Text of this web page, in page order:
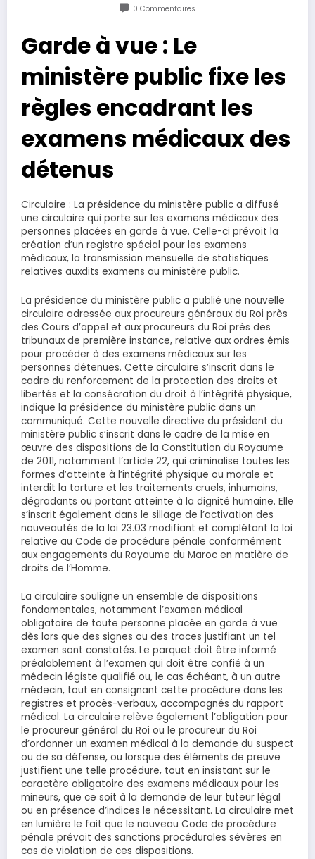
0 Commentaires
Garde à vue : Le
ministère public fixe les
règles encadrant les
examens médicaux des
détenus
Circulaire : La présidence du ministère public a diffusé
une circulaire qui porte sur les examens médicaux des
personnes placées en garde à vue. Celle-ci prévoit la
création d’un registre spécial pour les examens
médicaux, la transmission mensuelle de statistiques
relatives auxdits examens au ministère public.
La présidence du ministère public a publié une nouvelle
circulaire adressée aux procureurs généraux du Roi près
des Cours d’appel et aux procureurs du Roi près des
tribunaux de première instance, relative aux ordres émis
pour procéder à des examens médicaux sur les
personnes détenues. Cette circulaire s’inscrit dans le
cadre du renforcement de la protection des droits et
libertés et la consécration du droit à l’intégrité physique,
indique la présidence du ministère public dans un
communiqué. Cette nouvelle directive du président du
ministère public s’inscrit dans le cadre de la mise en
œuvre des dispositions de la Constitution du Royaume
de 2011, notamment l’article 22, qui criminalise toutes les
formes d’atteinte à l’intégrité physique ou morale et
interdit la torture et les traitements cruels, inhumains,
dégradants ou portant atteinte à la dignité humaine. Elle
s’inscrit également dans le sillage de l’activation des
nouveautés de la loi 23.03 modifiant et complétant la loi
relative au Code de procédure pénale conformément
aux engagements du Royaume du Maroc en matière de
droits de l’Homme.
La circulaire souligne un ensemble de dispositions
fondamentales, notamment l’examen médical
obligatoire de toute personne placée en garde à vue
dès lors que des signes ou des traces justifiant un tel
examen sont constatés. Le parquet doit être informé
préalablement à l’examen qui doit être confié à un
médecin légiste qualifié ou, le cas échéant, à un autre
médecin, tout en consignant cette procédure dans les
registres et procès-verbaux, accompagnés du rapport
médical. La circulaire relève également l’obligation pour
le procureur général du Roi ou le procureur du Roi
d’ordonner un examen médical à la demande du suspect
ou de sa défense, ou lorsque des éléments de preuve
justifient une telle procédure, tout en insistant sur le
caractère obligatoire des examens médicaux pour les
mineurs, que ce soit à la demande de leur tuteur légal
ou en présence d’indices le nécessitant. La circulaire met
en lumière le fait que le nouveau Code de procédure
pénale prévoit des sanctions procédurales sévères en
cas de violation de ces dispositions.